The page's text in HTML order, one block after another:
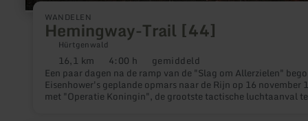
WANDELEN
Hemingway-Trail [44]
Hürtgenwald
Afstand:
16,1 km Duur:
4:00 h Moeilijkheidsgraad:
gemiddeld
Een paar dagen na de ramp van de "Slag om Allerzielen"
Eisenhower's geplande opmars naar de Rijn op 16 november
met "Operatie Koningin", de grootste tactische luchtaanval